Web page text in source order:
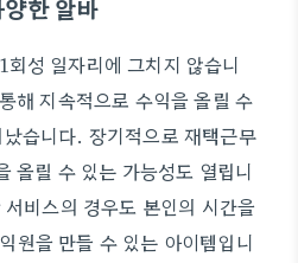
한 알바
성 일자리에 그치지 않습니
해 지속적으로 수익을 올릴 수
습니다. 장기적으로 재택근무
올릴 수 있는 가능성도 열립니
비스의 경우도 본인의 시간을
원을 만들 수 있는 아이템입니